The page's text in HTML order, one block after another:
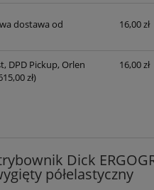
zawiera ewentualnych kosztów
dostawa od
16,00 zł
DPD Pickup, Orlen
zł)
16,00 zł
Dick
półelastyczny